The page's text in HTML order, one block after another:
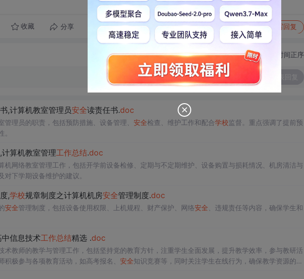
收藏 分享 转发到动态 举报 写回复
切换为时间正序
,计算机教室管理员安全读责任书.doc
理员的职责，包括预防措施、设备管理、 安全检查、维护工作和配合学校监督。重点强调了提前预
算机教室管理工作总结.doc
机网络教室管理工作，包括开学前设备检修、定期与不定期维护、设备购置与损耗情况、机房清洁与
下学期设备维护的建议。
,学校规章制度之计算机机房安全管理制度.doc
安全管理制度，包括设备使用权限、上机规程、财产保护、网络安全 、违规责任等内容，确保学生和
信息技术工作总结精选 .doc
术教师的教学与管理工作，包括坚持党的教育方针，注重学生全面发展，提升教学效率，参与教研活
极参与各项教育活动，如高考报名、 安全知识竞赛等，同时关注学生在线行为，确保教学资源的合